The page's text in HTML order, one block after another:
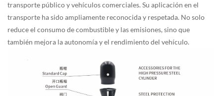
transporte público y vehículos comerciales. Su aplicación en el
transporte ha sido ampliamente reconocida y respetada. No solo
reduce el consumo de combustible y las emisiones, sino que
también mejora la autonomía y el rendimiento del vehículo.